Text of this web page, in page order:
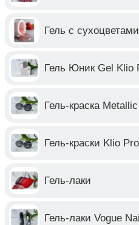
Гель с
Гель Юник Gel Klio
Гель-краска
Гель-краски Klio
Гель-лаки
Гель-лаки Vogue